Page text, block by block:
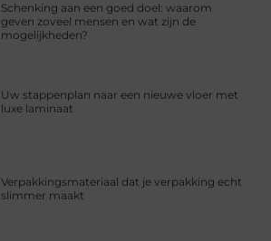
Schenking aan een goed doel: waarom
geven zoveel mensen en wat zijn de
mogelijkheden?
Uw stappenplan naar een nieuwe vloer met
luxe laminaat
Verpakkingsmateriaal dat je verpakking echt
slimmer maakt